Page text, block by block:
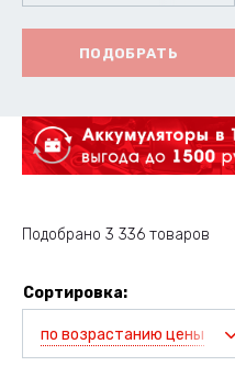
ПОДОБРАТЬ
Подобрано 3 336 товаров
Сортировка:
по возрастанию цены